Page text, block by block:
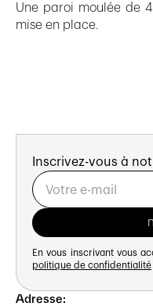
Une paroi moulée de
mise en place.
Inscrivez-vous à
En vous inscrivant vous
politique de confidentialité
Adresse: